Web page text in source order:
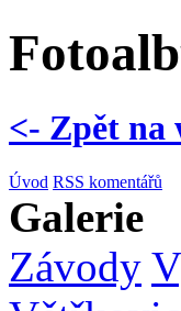
<- Zpět na
Úvod RSS komentářů
Galerie
Závody